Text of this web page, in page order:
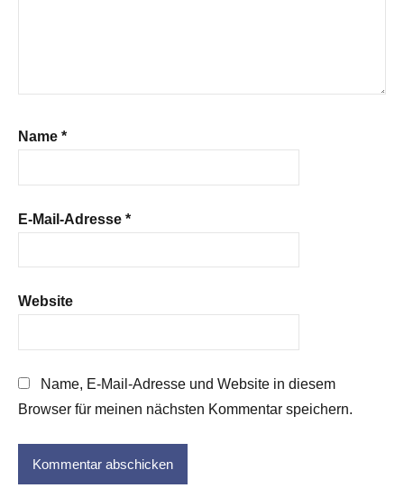
Name *
E-Mail-Adresse *
Website
Name, E-Mail-Adresse und Website in diesem
Browser für meinen nächsten Kommentar speichern.